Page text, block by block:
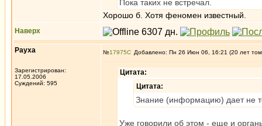
Пока таких не встречал.
Хорошо б. Хотя феномен известный.
Наверх
Рауха
Зарегистрирован:
17.05.2006
Суждений: 595
№17975 Добавлено: Пн 26 Июн 06, 16:21 (20 лет
Цитата:
Цитата:
Знание (информацию) дает не
Уже говорили об этом - еще и